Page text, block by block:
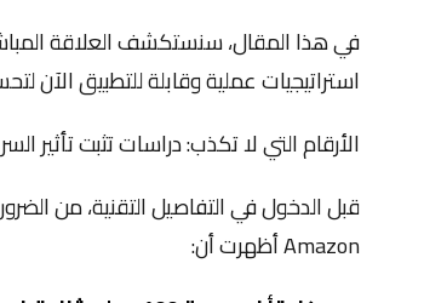
في هذا المقال، سنستكشف العلاقة
استراتيجيات عملية وقابلة للتطبيق الآن
الأرقام التي لا تكذب: دراسات تثبت تأثير
Amazon أظهرت أن: